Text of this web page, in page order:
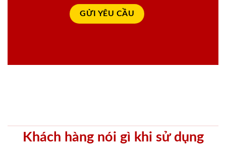
Khách hàng nói gì khi sử dụng